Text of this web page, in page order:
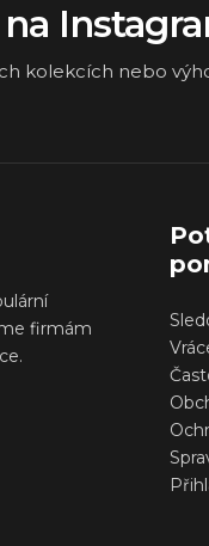
kolekcích nebo
firmám